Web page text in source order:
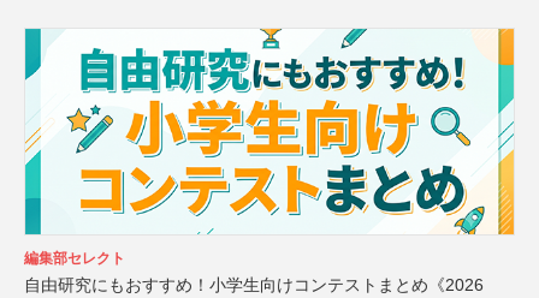
編集部セレクト
自由研究にもおすすめ！小学生向けコンテストまとめ《2026